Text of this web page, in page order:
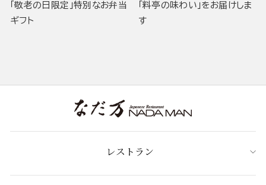
「敬老の日限定」特別なお弁当
ギフト
「料亭の味わい」をお届けしま
す
レストラン